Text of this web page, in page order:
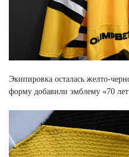
Экипировка осталась желто-
форму добавили эмблему «70